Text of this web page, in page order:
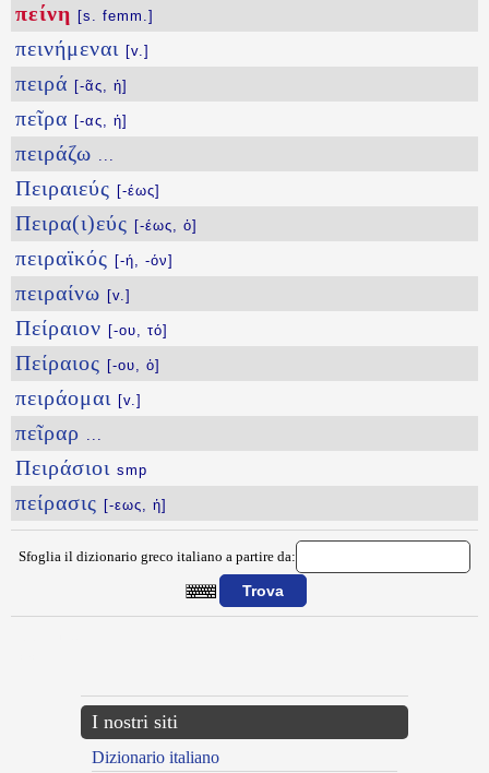
πείνη [s. femm.]
πεινήμεναι [v.]
πειρά [-ᾶς, ἡ]
πεῖρα [-ας, ἡ]
πειράζω ...
Πειραιεύς [-έως]
Πειρα(ι)εύς [-έως, ὁ]
πειραϊκός [-ή, -όν]
πειραίνω [v.]
Πείραιον [-ου, τό]
Πείραιος [-ου, ὁ]
πειράομαι [v.]
πεῖραρ ...
Πειράσιοι smp
πείρασις [-εως, ἡ]
Sfoglia il dizionario greco italiano a partire da:
I nostri siti
Dizionario italiano